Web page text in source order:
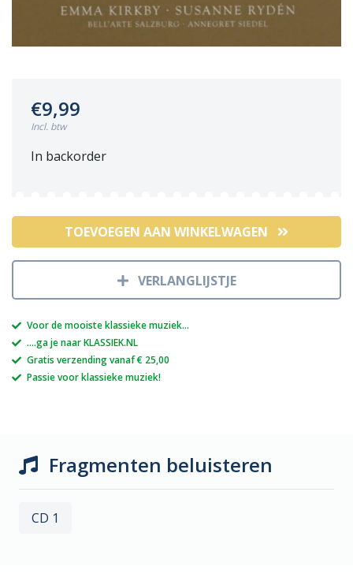
€9,99
Incl. btw
In backorder
TOEVOEGEN AAN WINKELWAGEN
VERLANGLIJSTJE
Voor de mooiste klassieke muziek...
....ga je naar KLASSIEK.NL
Gratis verzending vanaf € 25,00
Passie voor klassieke muziek!
Fragmenten beluisteren
CD 1